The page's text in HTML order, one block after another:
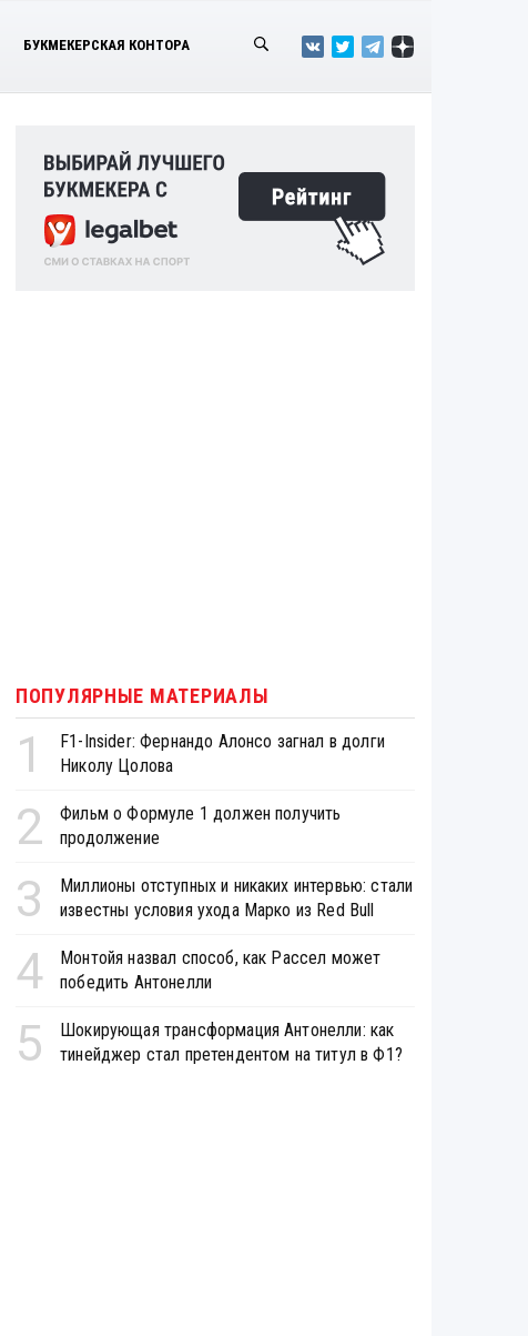
БУКМЕКЕРСКАЯ КОНТОРА
ПОПУЛЯРНЫЕ МАТЕРИАЛЫ
1
F1-Insider: Фернандо Алонсо загнал в долги
Николу Цолова
2
Фильм о Формуле 1 должен получить
продолжение
3
Миллионы отступных и никаких интервью: стали
известны условия ухода Марко из Red Bull
4
Монтойя назвал способ, как Рассел может
победить Антонелли
5
Шокирующая трансформация Антонелли: как
тинейджер стал претендентом на титул в Ф1?